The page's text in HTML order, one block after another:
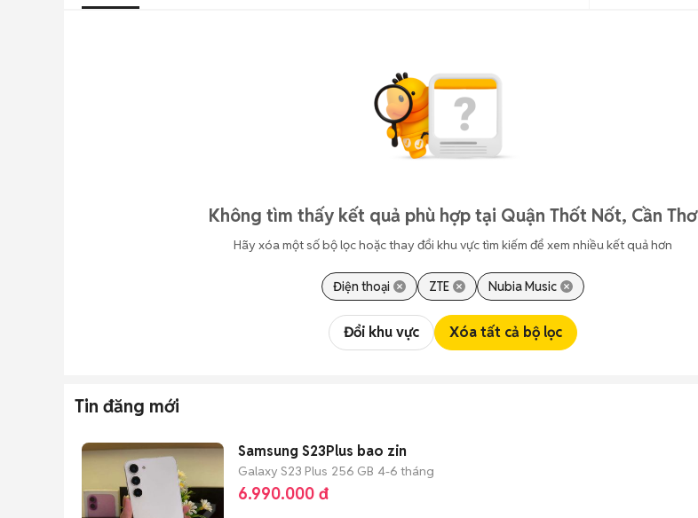
Không tìm thấy kết quả phù hợp tại Quận Thốt Nốt, Cần Thơ
Hãy xóa một số bộ lọc hoặc thay đổi khu vực tìm kiếm để xem nhiều kết quả hơn
Điện thoại ZTE Nubia Music
Đổi khu vực Xóa tất cả bộ lọc
Tin đăng mới
Samsung S23Plus bao zin
Galaxy S23 Plus 256 GB 4-6 tháng
6.990.000 đ